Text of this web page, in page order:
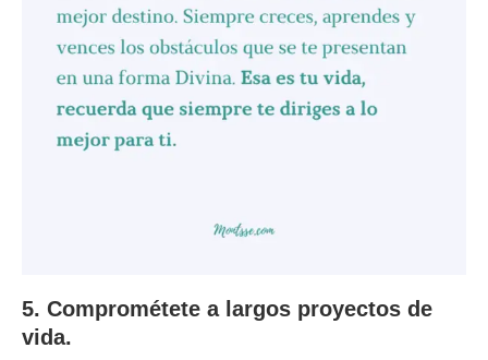
5. Comprométete a largos proyectos de
vida.